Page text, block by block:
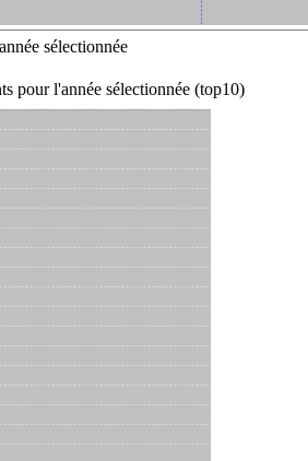
sélectionnée
pour l'année sélectionnée (top10)